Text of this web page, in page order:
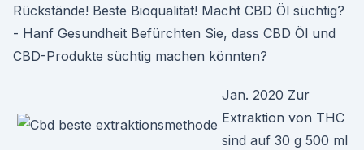
Rückstände! Beste Bioqualität! Macht CBD Öl süchtig?
- Hanf Gesundheit Befürchten Sie, dass CBD Öl und
CBD-Produkte süchtig machen könnten?
Jan. 2020 Zur
Extraktion von THC
sind auf 30 g 500 ml